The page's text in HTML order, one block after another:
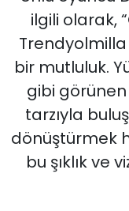
ilgili olarak,
Trendyolmilla
bir mutluluk.
gibi
tarzıyla
dönüştürmek
bu şıklık ve